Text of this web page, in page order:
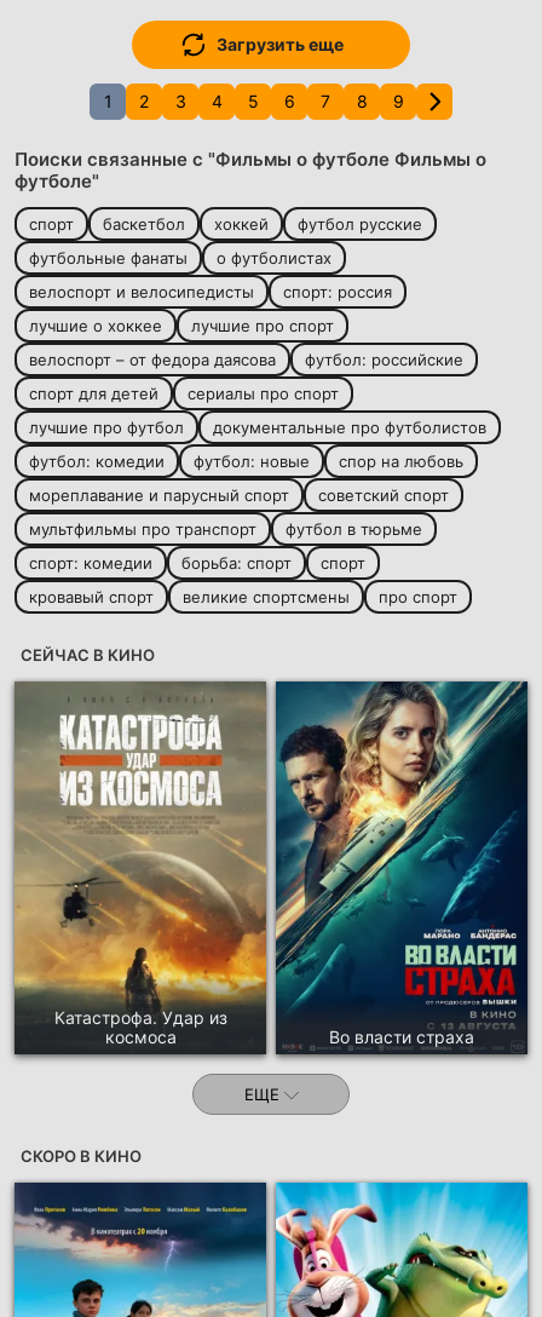
Загрузить еще
1 2 3 4 5 6 7 8 9
Поиски связанные с "Фильмы о футболе Фильмы о
футболе"
спорт баскетбол хоккей
футбол русские
футбольные фанаты
о футболистах
велоспорт и велосипедисты
спорт: россия
лучшие о хоккее
лучшие про спорт
велоспорт – от федора даясова
футбол: российские
спорт для детей
сериалы про спорт
лучшие про футбол
документальные про футболистов
футбол: комедии
футбол: новые
спор на любовь
мореплавание и парусный спорт
советский спорт
мультфильмы про транспорт
футбол в тюрьме
спорт: комедии
борьба: спорт
спорт
кровавый спорт
великие спортсмены про спорт
СЕЙЧАС В КИНО
Катастрофа. Удар из
космоса
Во власти страха
ЕЩЕ
СКОРО В КИНО